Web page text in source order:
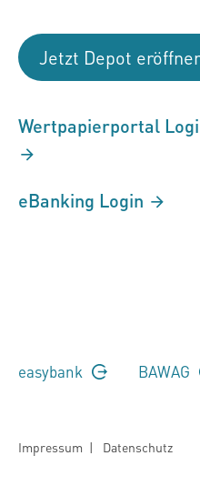
Jetzt Depot
Wertpapierportal
eBanking Login
easybank BAWAG
Impressum | Datenschutz